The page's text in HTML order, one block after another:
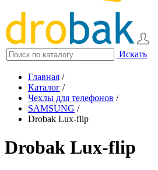
Искать
Главная /
Каталог /
Чехлы для телефонов /
SAMSUNG /
Drobak Lux-flip
Drobak Lux-flip